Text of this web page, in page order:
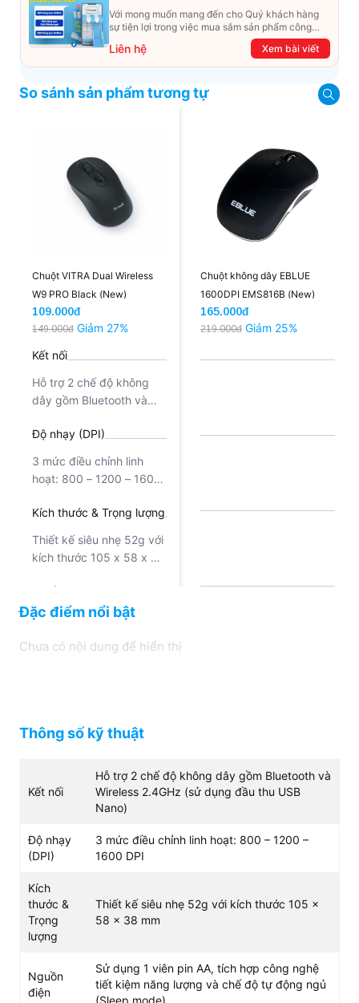
Với mong muốn mang đến cho Quý khách hàng
sự tiện lợi trong việc mua sắm sản phẩm công
nghệ từ xa. Trong bài viết này, T&T Center sẽ
hướng dẫn chi tiết cách mua hàng trực tuyến qua
các kênh online Website, Zalo, Messenger và
dễ dàng và nhanh chóng nhất. Cùng xem ngay
Liên hệ Xem bài viết
So sánh sản phẩm tương tự
Chuột VITRA Dual Wireless
W9 PRO Black (New)
109.000đ
149.000đ Giảm 27%
Kết nối
Hỗ trợ 2 chế độ không
dây gồm Bluetooth và
dụng đầu thu USB Nano)
Độ nhạy (DPI)
3 mức điều chỉnh linh
hoạt: 800 – 1200 – 1600
Kích thước & Trọng lượng
Thiết kế siêu nhẹ 52g với
kích thước 105 x 58 x 38
Nguồn điện
Sử dụng 1 viên pin AA,
kiệm năng lượng và chế
XP), macOS, Android và
Chuột không dây EBLUE
1600DPI EMS816B (New)
165.000đ
219.000đ Giảm 25%
Đặc điểm nổi bật
Chưa có nội dung để hiển thị
Thông số kỹ thuật
Kết nối
Hỗ trợ 2 chế độ không dây gồm Bluetooth và
Wireless 2.4GHz (sử dụng đầu thu USB
Nano)
Độ nhạy
(DPI)
3 mức điều chỉnh linh hoạt: 800 – 1200 –
1600 DPI
Kích
thước &
Trọng
lượng
Thiết kế siêu nhẹ 52g với kích thước 105 x
58 x 38 mm
Nguồn
điện
Sử dụng 1 viên pin AA, tích hợp công nghệ
tiết kiệm năng lượng và chế độ tự động ngủ